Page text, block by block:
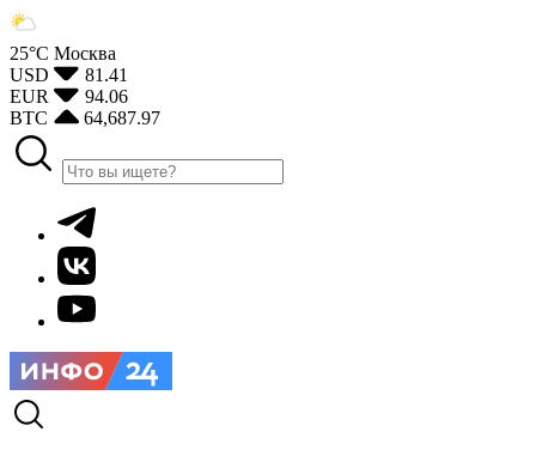
25°С Москва
USD
81.41
EUR
94.06
BTC
64,687.97